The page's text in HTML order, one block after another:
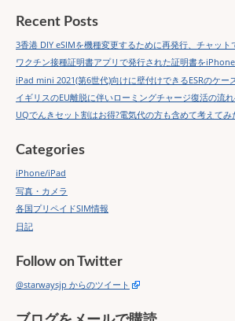
Recent Posts
3香港 DIY eSIMを機種変更するために再発行、チャット
ワクチン接種証明書アプリで発行された証明書を
iPad mini 2021(第6世代)向けに壁付けできるESRのケー
イギリスのEU離脱に伴いローミングチャージ復活の流
UQでんきセット割はお得?電気代の方も含めて考えてみ
Categories
iPhone/iPad
写真・カメラ
各国プリペイドSIM情報
日記
Follow on Twitter
@starwaysjp からのツイート